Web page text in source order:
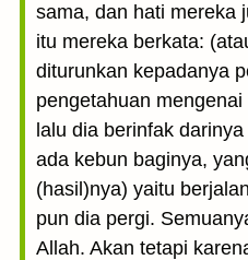
sama, dan hati mereka
itu mereka berkata:
diturunkan kepadanya
pengetahuan
lalu dia berinfak
ada kebun baginya,
(hasil)nya) yaitu
pun dia pergi.
Allah. Akan tetapi